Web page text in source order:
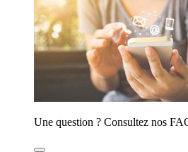
Une question ? Consultez nos